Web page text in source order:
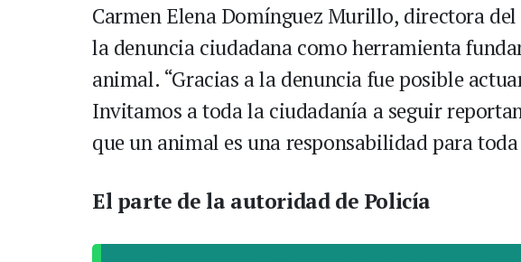
Carmen Elena Domínguez Murillo, directora
la denuncia ciudadana como herramienta
animal. “Gracias a la denuncia fue posible
Invitamos a toda la ciudadanía a seguir
que un animal es una responsabilidad para
El parte de la autoridad de Policía